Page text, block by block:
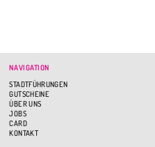
NAVIGATION
STADTFÜHRUNGEN
GUTSCHEINE
ÜBER UNS
JOBS
CARD
KONTAKT